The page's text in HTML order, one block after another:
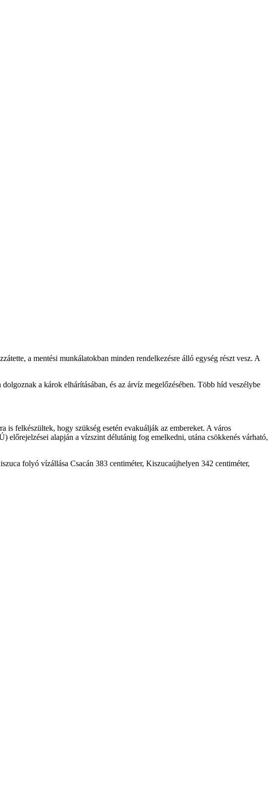
a mentési munkálatokban minden rendelkezésre álló egység részt vesz. A
a károk elhárításában, és az árvíz megelőzésében. Több híd veszélybe
is felkészültek, hogy szükség esetén evakuálják az embereket. A város
alapján a vízszint délutánig fog emelkedni, utána csökkenés várható,
folyó vízállása Csacán 383 centiméter, Kiszucaújhelyen 342 centiméter,